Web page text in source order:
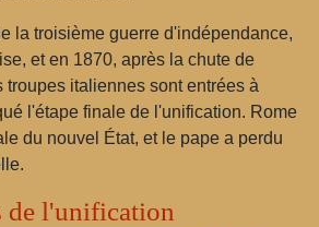
la troisième guerre d'indépendance,
et en 1870, après la chute de
troupes italiennes sont entrées à
l'étape finale de l'unification. Rome
du nouvel État, et le pape a perdu
de l'unification